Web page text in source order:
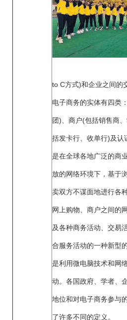
to C方式)和企业之间的
电子商务的实体有四类
团)、商户(包括销售商
括发卡行、收单行)及认
是在全球各地广泛的商
放的网络环境下，基于
卖双方不谋面地进行各
网上购物、商户之间的
及各种商务活动、交易
合服务活动的一种新型
是利用微电脑技术和网
动。各国政府、学者、
地位和对电子商务参与
了许多不同的定义。